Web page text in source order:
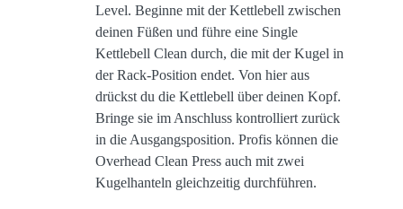
Level. Beginne mit der Kettlebell zwischen
deinen Füßen und führe eine Single
Kettlebell Clean durch, die mit der Kugel in
der Rack-Position endet. Von hier aus
drückst du die Kettlebell über deinen Kopf.
Bringe sie im Anschluss kontrolliert zurück
in die Ausgangsposition. Profis können die
Overhead Clean Press auch mit zwei
Kugelhanteln gleichzeitig durchführen.